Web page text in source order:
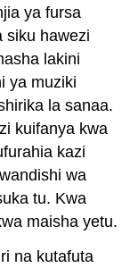
ya fursa
siku hawezi
lakini
ya muziki
la sanaa.
kuifanya kwa
kazi
wa
tu. Kwa
maisha yetu.
na kutafuta